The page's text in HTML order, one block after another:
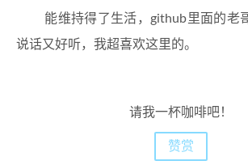
能维持得了生活，github里面的老哥
说话又好听，我超喜欢这里的。
请我一杯咖啡吧！
赞赏